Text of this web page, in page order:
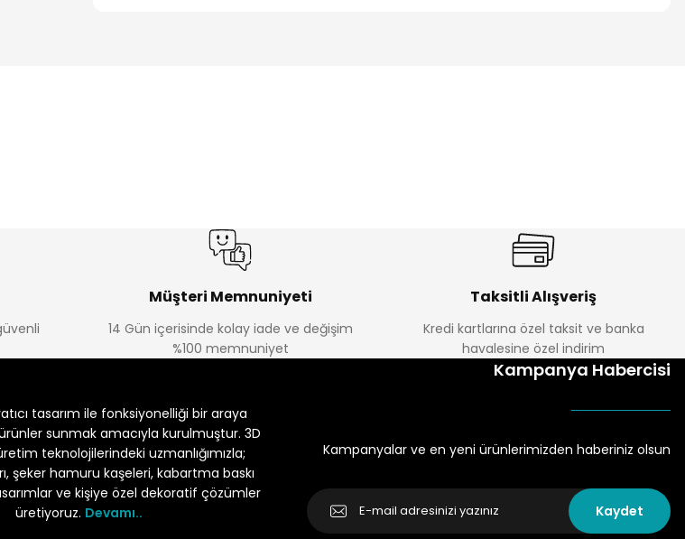
Müşteri Memnuniyeti
14 Gün içerisinde kolay iade ve değişim
%100 memnuniyet
Taksitli Alışveriş
Kredi kartlarına özel taksit ve banka
havalesine özel indirim
tasarım ile fonksiyonelliği bir araya
sunmak amacıyla kurulmuştur. 3D
teknolojilerindeki uzmanlığımızla;
şeker hamuru kaşeleri, kabartma baskı
ve kişiye özel dekoratif çözümler
üretiyoruz. Devamı..
Kampanya Habercisi
Kampanyalar ve en yeni ürünlerimizden haberiniz olsun
Kaydet